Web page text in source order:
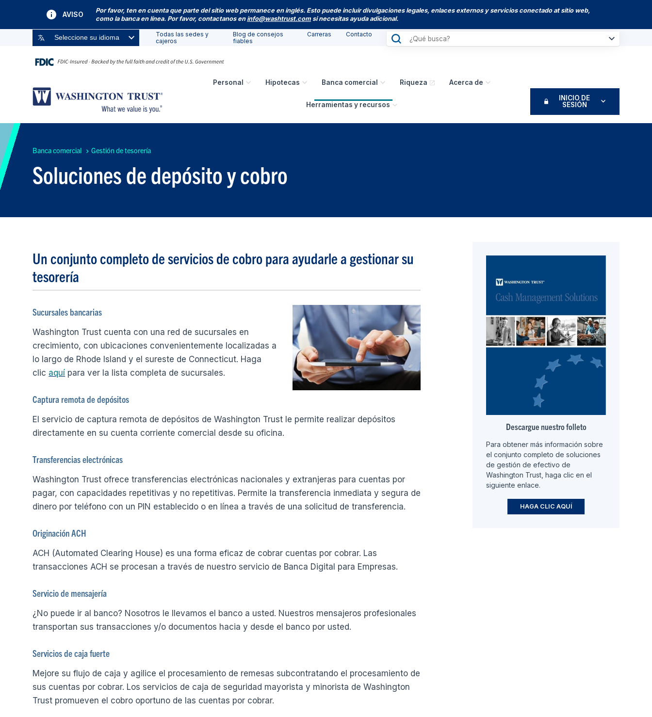
AVISO
Por favor, ten en cuenta que parte del sitio web permanece en inglés. Esto puede incluir divulgaciones legales, enlaces externos y servicios conectado at sitio web,
como la banca en línea. Por favor, contactanos en info@washtrust.com si necesitas ayuda adicional.
Seleccione su idioma
Todas las sedes y
cajeros
Blog de consejos
fiables
Carreras Contacto
Personal Hipotecas Banca comercial Riqueza Acerca de
Herramientas y recursos
INICIO DE
SESIÓN
Banca comercial Gestión de tesorería
Soluciones de depósito y cobro
Un conjunto completo de servicios de cobro para ayudarle a gestionar su
tesorería
Sucursales bancarias
Washington Trust cuenta con una red de sucursales en
crecimiento, con ubicaciones convenientemente localizadas a
lo largo de Rhode Island y el sureste de Connecticut. Haga
clic aquí para ver la lista completa de sucursales.
Captura remota de depósitos
El servicio de captura remota de depósitos de Washington Trust le permite realizar depósitos
directamente en su cuenta corriente comercial desde su oficina.
Transferencias electrónicas
Washington Trust ofrece transferencias electrónicas nacionales y extranjeras para cuentas por
pagar, con capacidades repetitivas y no repetitivas. Permite la transferencia inmediata y segura de
dinero por teléfono con un PIN establecido o en línea a través de una solicitud de transferencia.
Originación ACH
ACH (Automated Clearing House) es una forma eficaz de cobrar cuentas por cobrar. Las
transacciones ACH se procesan a través de nuestro servicio de Banca Digital para Empresas.
Servicio de mensajería
¿No puede ir al banco? Nosotros le llevamos el banco a usted. Nuestros mensajeros profesionales
transportan sus transacciones y/o documentos hacia y desde el banco por usted.
Servicios de caja fuerte
Mejore su flujo de caja y agilice el procesamiento de remesas subcontratando el procesamiento de
sus cuentas por cobrar. Los servicios de caja de seguridad mayorista y minorista de Washington
Trust promueven el cobro oportuno de las cuentas por cobrar.
Descargue nuestro folleto
Para obtener más información sobre
el conjunto completo de soluciones
de gestión de efectivo de
Washington Trust, haga clic en el
siguiente enlace.
HAGA CLIC AQUÍ